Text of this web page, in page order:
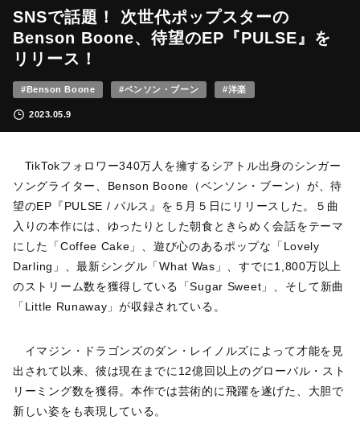
SNSで話題！ 次世代ポップスターの
Benson Boone、待望のEP『PULSE』を
リリース！
#Benson Boone #ベンソン・ブーン #洋楽
2023.05.9
TikTokフォロワー340万人を擁するシアトル出身のシンガー
ソングライター、Benson Boone（ベンソン・ブーン）が、待
望のEP『PULSE / パルス』を５月５日にリリースした。５曲
入りの本作には、ゆったりとした朝食ときらめく会話をテーマ
にした「Coffee Cake」、遊び心のあるポップな「Lovely
Darling」、最新シングル「What Was」、すでに1,800万以上
のストリーム数を獲得している「Sugar Sweet」、そして新曲
「Little Runaway」が収録されている。
イマジン・ドラゴンズのダン・レイノルズによって才能を見
出されて以来、彼は現在までに12億回以上のグローバル・スト
リーミング数を獲得。本作では芸術的に飛躍を遂げた、大胆で
新しい姿をも表現している。